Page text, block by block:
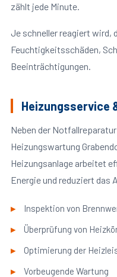
zählt jede Minute.
Je schneller reagiert wird,
Feuchtigkeitsschäden,
Beeinträchtigungen.
Heizungsservice
Neben der
Heizungswartung
Heizungsanlage arbeitet
Energie und reduziert das
Inspektion von
Überprüfung von
Optimierung der
Vorbeugende Wartung